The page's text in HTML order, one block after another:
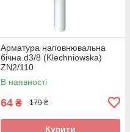
Арматура наповнювальна
бічна d3/8 (Klechniowska)
ZN2/110
В наявності
64 ₴ 179 ₴
Купити